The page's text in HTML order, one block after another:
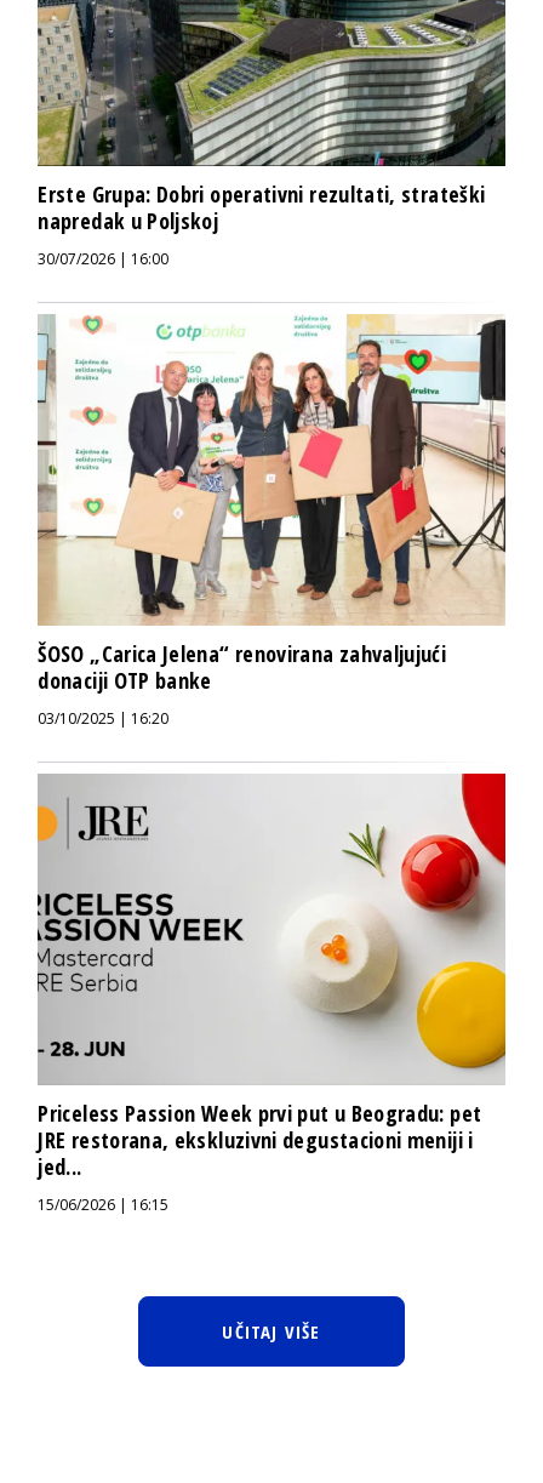
Erste Grupa: Dobri operativni rezultati, strateški
napredak u Poljskoj
30/07/2026 | 16:00
ŠOSO „Carica Jelena“ renovirana zahvaljujući
donaciji OTP banke
03/10/2025 | 16:20
Priceless Passion Week prvi put u Beogradu: pet
JRE restorana, ekskluzivni degustacioni meniji i
jed...
15/06/2026 | 16:15
UČITAJ VIŠE